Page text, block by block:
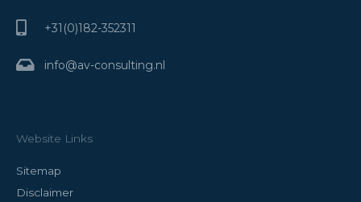
+31(0)182-352311
info@av-consulting.nl
Website Links
Sitemap
Disclaimer